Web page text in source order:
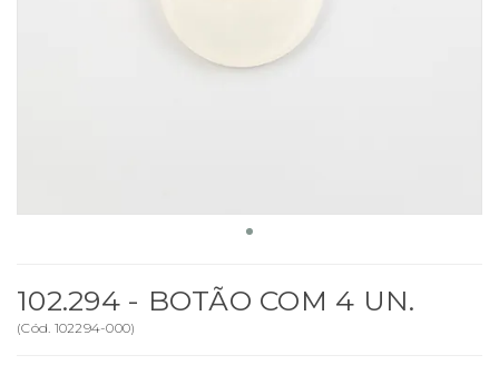
102.294 - BOTÃO COM 4 UN.
(Cód. 102294-000)